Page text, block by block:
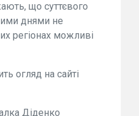
що суттєвого
днями не
регіонах можливі
огляд на сайті
Діденко